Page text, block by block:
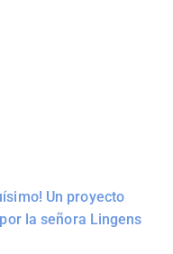
Un proyecto
la señora Lingens